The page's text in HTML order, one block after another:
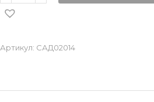
Артикул: САД02014